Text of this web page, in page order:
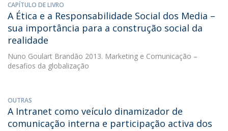
CAPÍTULO DE LIVRO
A Ética e a Responsabilidade Social dos Media –
sua importância para a construção social da
realidade
Nuno Goulart Brandão 2013. Marketing e Comunicação –
desafios da globalização
OUTRAS
A Intranet como veículo dinamizador de
comunicação interna e participação activa dos